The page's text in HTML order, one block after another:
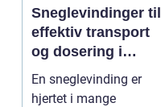
Sneglevindinger til
effektiv transport
og dosering i
industrien
En sneglevinding er
hjertet i mange